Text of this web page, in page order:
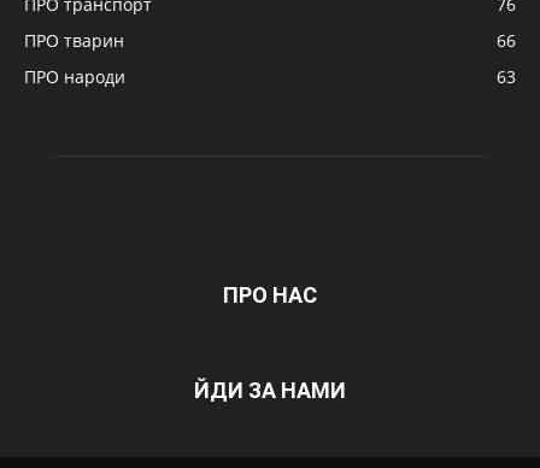
ПРО тварин
66
ПРО народи
63
ПРО НАС
ЙДИ ЗА НАМИ